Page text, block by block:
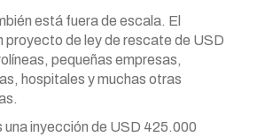
está fuera de escala. El
proyecto de ley de rescate de USD
pequeñas empresas,
hospitales y muchas otras
una inyección de USD 425.000